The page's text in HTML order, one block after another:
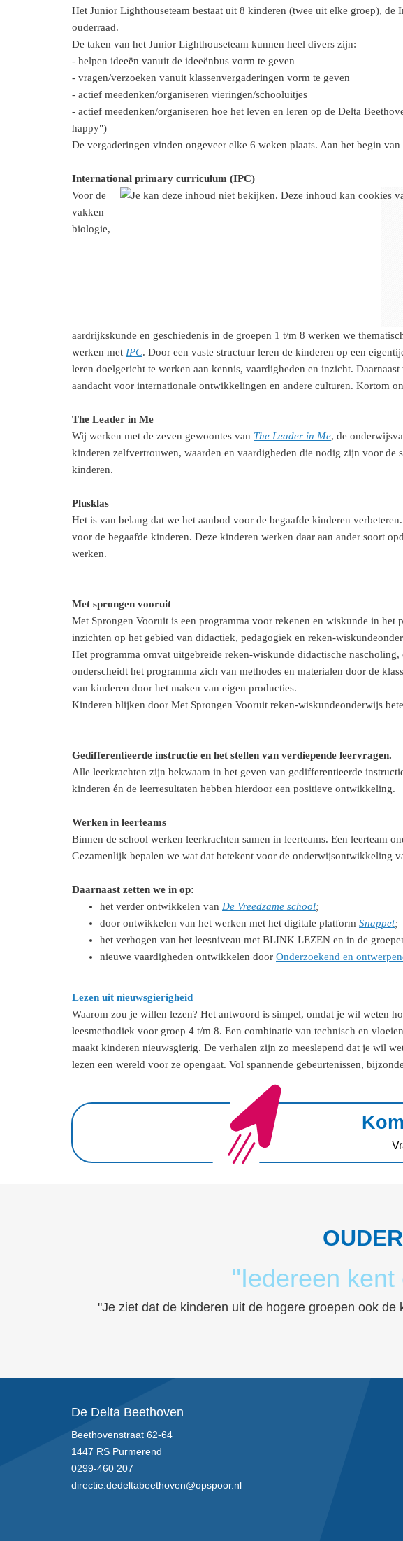
Het Junior Lighthouseteam bestaat uit 8 kinderen (twee uit elke groep),
ouderraad.
De taken van het Junior Lighthouseteam kunnen heel divers zijn:
- helpen ideeën vanuit de ideeënbus vorm te geven
- vragen/verzoeken vanuit klassenvergaderingen vorm te geven
- actief meedenken/organiseren vieringen/schooluitjes
- actief meedenken/organiseren hoe het leven en leren op de Delta
happy")
De vergaderingen vinden ongeveer elke 6 weken plaats. Aan het begin
International primary curriculum (IPC)
Voor de
vakken
biologie,
aardrijkskunde en geschiedenis in de groepen 1 t/m 8 werken we
werken met IPC. Door een vaste structuur leren de kinderen op een
leren doelgericht te werken aan kennis, vaardigheden en inzicht.
aandacht voor internationale ontwikkelingen en andere culturen. Kortom
The Leader in Me
Wij werken met de zeven gewoontes van The Leader in Me, de
kinderen zelfvertrouwen, waarden en vaardigheden die nodig zijn voor
kinderen.
Plusklas
Het is van belang dat we het aanbod voor de begaafde kinderen
voor de begaafde kinderen. Deze kinderen werken daar aan ander soort
werken.
Met sprongen vooruit
Met Sprongen Vooruit is een programma voor rekenen en wiskunde in
inzichten op het gebied van didactiek, pedagogiek en reken-
Het programma omvat uitgebreide reken-wiskunde didactische
onderscheidt het programma zich van methodes en materialen door de
van kinderen door het maken van eigen producties.
Kinderen blijken door Met Sprongen Vooruit reken-wiskundeonderwijs
Gedifferentieerde instructie en het stellen van verdiepende leervragen.
Alle leerkrachten zijn bekwaam in het geven van gedifferentieerde
kinderen én de leerresultaten hebben hierdoor een positieve ontwikkeling.
Werken in leerteams
Binnen de school werken leerkrachten samen in leerteams. Een leerteam
Gezamenlijk bepalen we wat dat betekent voor de onderwijsontwikkeling
Daarnaast zetten we in op:
het verder ontwikkelen van De Vreedzame school;
door ontwikkelen van het werken met het digitale platform Snappet;
het verhogen van het leesniveau met BLINK LEZEN en in de
nieuwe vaardigheden ontwikkelen door Onderzoekend en
Lezen uit nieuwsgierigheid
Waarom zou je willen lezen? Het antwoord is simpel, omdat je wil weten
leesmethodiek voor groep 4 t/m 8. Een combinatie van technisch en
maakt kinderen nieuwsgierig. De verhalen zijn zo meeslepend dat je wil
lezen een wereld voor ze opengaat. Vol spannende gebeurtenissen,
"Iedereen
"Je ziet dat de kinderen uit de hogere groepen ook
De Delta Beethoven
Beethovenstraat 62-64
1447 RS Purmerend
0299-460 207
directie.dedeltabeethoven@opspoor.nl